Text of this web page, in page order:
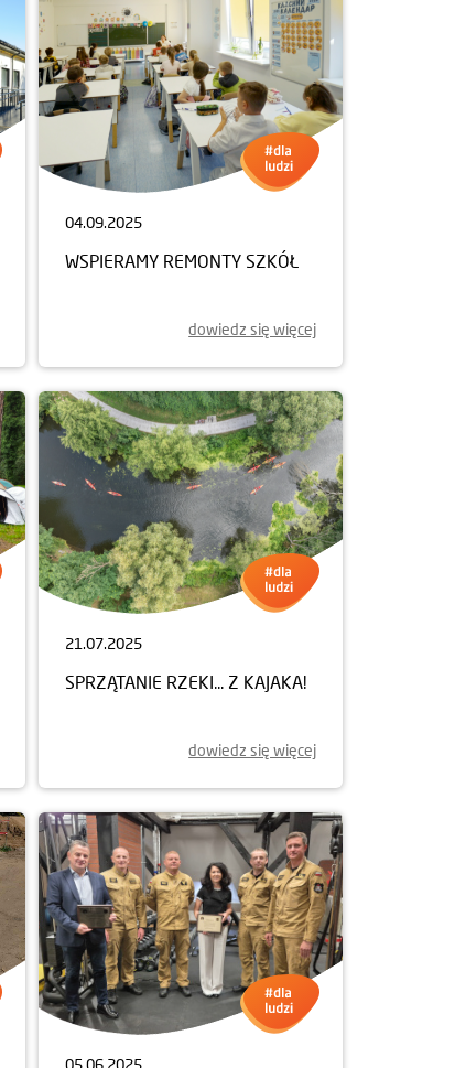
04.09.2025
WSPIERAMY REMONTY SZKÓŁ
dowiedz się więcej
21.07.2025
SPRZĄTANIE RZEKI... Z KAJAKA!
dowiedz się więcej
05.06.2025